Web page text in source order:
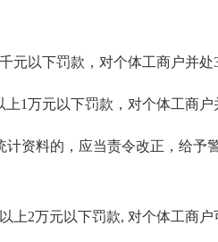
以下罚款，对个体工商户并处3
万元以下罚款，对个体工商户
料的，应当责令改正，给予
2万元以下罚款, 对个体工商户